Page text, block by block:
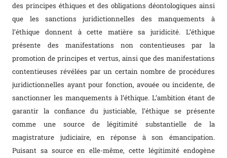
des principes éthiques et des obligations déontologiques ainsi
que les sanctions juridictionnelles des manquements à
l’éthique donnent à cette matière sa juridicité. L’éthique
présente des manifestations non contentieuses par la
promotion de principes et vertus, ainsi que des manifestations
contentieuses révélées par un certain nombre de procédures
juridictionnelles ayant pour fonction, avouée ou incidente, de
sanctionner les manquements à l’éthique. L’ambition étant de
garantir la confiance du justiciable, l’éthique se présente
comme une source de légitimité substantielle de la
magistrature judiciaire, en réponse à son émancipation.
Puisant sa source en elle-même, cette légitimité endogène